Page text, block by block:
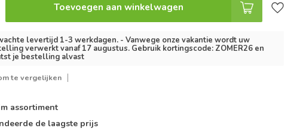
Toevoegen aan winkelwagen
levertijd 1-3 werkdagen. - Vanwege onze vakantie wordt uw
verwerkt vanaf 17 augustus. Gebruik kortingscode: ZOMER26 en
je bestelling alvast
te vergelijken
assortiment
de laagste prijs